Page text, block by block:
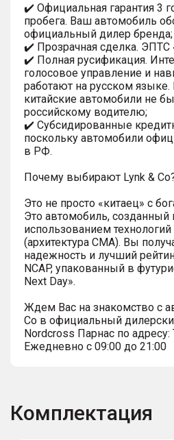
✔️ Официальная гарантия 3
пробега. Ваш автомобиль
официальный дилер бренда;
✔️ Прозрачная сделка. ЭПТС
✔️ Полная русификация.
голосовое управление и
работают на русском
китайские автомобили не
российскому водителю;
✔️ Субсидированные
поскольку автомобили
в РФ.
Почему выбирают Lynk &
Это не просто «китаец» с
Это автомобиль, созданный
использованием
(архитектура СМА). Вы
надежность и лучший
NCAP, упакованный в
Next Day».
Ждем Вас на знакомство с
Co в официальный
Nordcross Парнас по адресу:
Ежедневно с 09:00 до 21:00
Комплектация